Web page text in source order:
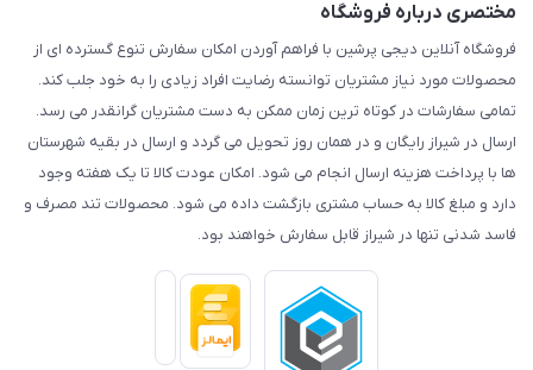
مختصری درباره فروشگاه
فروشگاه آنلاین دیجی پرشین با فراهم آوردن امکان سفارش تنوع گسترده ای از
محصولات مورد نیاز مشتریان توانسته رضایت افراد زیادی را به خود جلب کند.
تمامی سفارشات در کوتاه ترین زمان ممکن به دست مشتریان گرانقدر می رسد.
ارسال در شیراز رایگان و در همان روز تحویل می گردد و ارسال در بقیه شهرستان
ها با پرداخت هزینه ارسال انجام می شود. امکان عودت کالا تا یک هفته وجود
دارد و مبلغ کالا به حساب مشتری بازگشت داده می شود. محصولات تند مصرف و
فاسد شدنی تنها در شیراز قابل سفارش خواهند بود.